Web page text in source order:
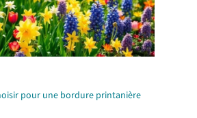
pour une bordure printanière